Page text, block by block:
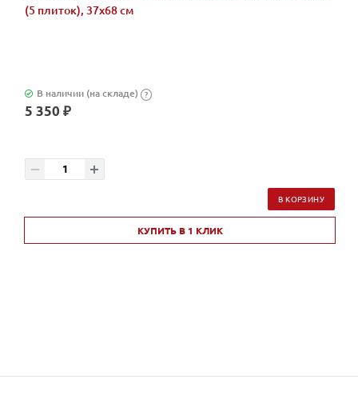
(5 плиток), 37х68 см
В наличии (на складе) ?
5 350 ₽
В КОРЗИНУ
КУПИТЬ В 1 КЛИК